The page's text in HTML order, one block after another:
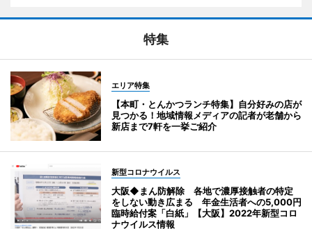
特集
エリア特集
【本町・とんかつランチ特集】自分好みの店が
見つかる！地域情報メディアの記者が老舗から
新店まで7軒を一挙ご紹介
新型コロナウイルス
大阪◆まん防解除 各地で濃厚接触者の特定
をしない動き広まる 年金生活者への5,000円
臨時給付案「白紙」【大阪】2022年新型コロ
ナウイルス情報